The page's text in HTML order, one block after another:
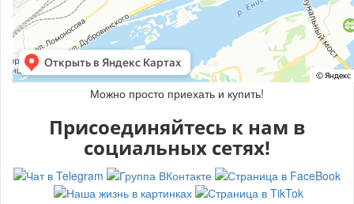
Можно просто приехать и купить!
Присоединяйтесь к нам в
социальных сетях!